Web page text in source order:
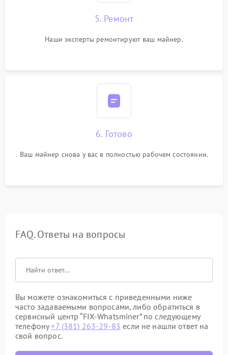
5. Ремонт
Наши эксперты ремонтируют ваш майнер.
6. Готово
Ваш майнер снова у вас в полностью рабочем состоянии.
FAQ. Ответы на вопросы
Вы можете ознакомиться с приведенными ниже
часто задаваемыми вопросами, либо обратиться в
сервисный центр “FIX-Whatsminer” по следующему
телефону+7 (381) 263-29-83 если не нашли ответ на
свой вопрос.